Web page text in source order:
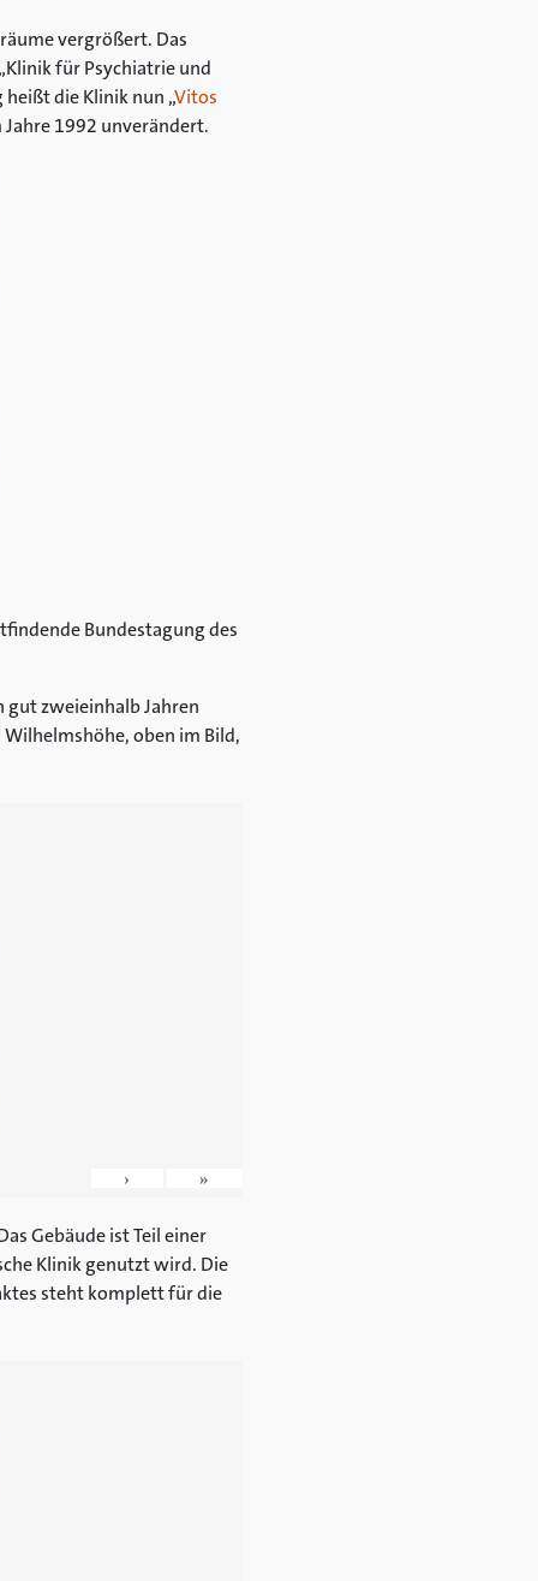
vergrößert. Das
für Psychiatrie und
die Klinik nun „Vitos
1992 unverändert.
Bundestagung des
gut zweieinhalb Jahren
oben im Bild,
› »
Gebäude ist Teil einer
Klinik genutzt wird. Die
steht komplett für die